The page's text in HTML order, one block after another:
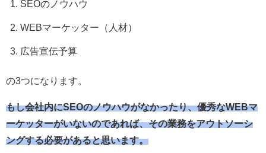
SEOのノウハウ
WEBマーケッター（人材）
広告宣伝予算
の3つになります。
もし会社内にSEOのノウハウがなかったり、優秀なWEBマ
ーケッターがいないのであれば、その業務をアウトソーシ
ングする必要があると思います。